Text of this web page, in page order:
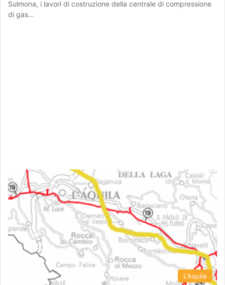
Sulmona, i lavori di costruzione della centrale di compressione
di gas…
L'Aquila